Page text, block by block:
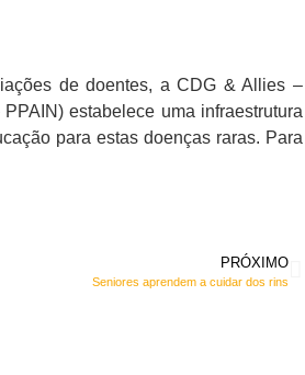
de doentes, a CDG & Allies –
estabelece uma infraestrutura
para estas doenças raras. Para
PRÓXIMO
Seniores aprendem a cuidar dos rins